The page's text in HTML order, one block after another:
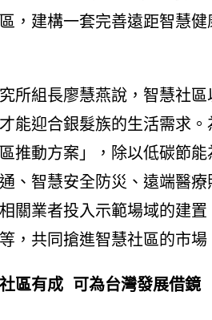
，建構一套完善遠距智慧
所組長廖慧燕說，智慧社
能迎合銀髮族的生活需求
推動方案」，除以低碳節
、智慧安全防災、遠端醫
關業者投入示範場域的建
，共同搶進智慧社區的市場
區有成 可為台灣發展借鏡